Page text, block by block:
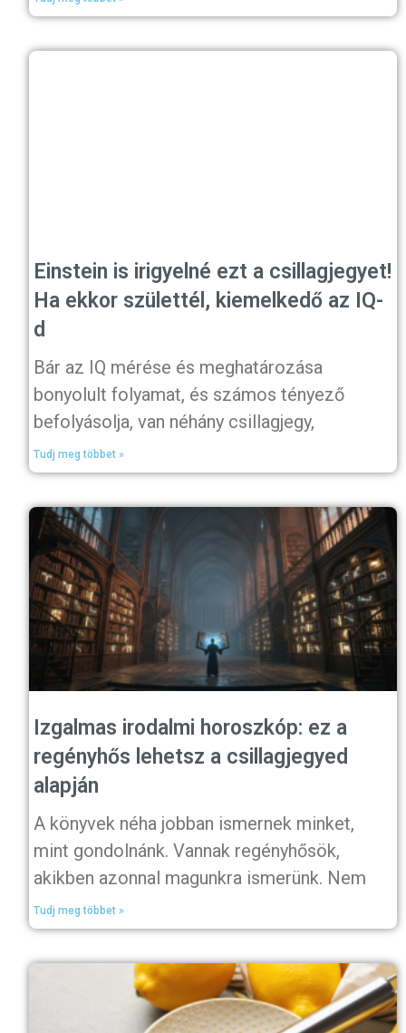
Einstein is irigyelné ezt a csillagjegyet!
Ha ekkor születtél, kiemelkedő az IQ-
d
Bár az IQ mérése és meghatározása
bonyolult folyamat, és számos tényező
befolyásolja, van néhány csillagjegy,
Tudj meg többet »
Izgalmas irodalmi horoszkóp: ez a
regényhős lehetsz a csillagjegyed
alapján
A könyvek néha jobban ismernek minket,
mint gondolnánk. Vannak regényhősök,
akikben azonnal magunkra ismerünk. Nem
Tudj meg többet »